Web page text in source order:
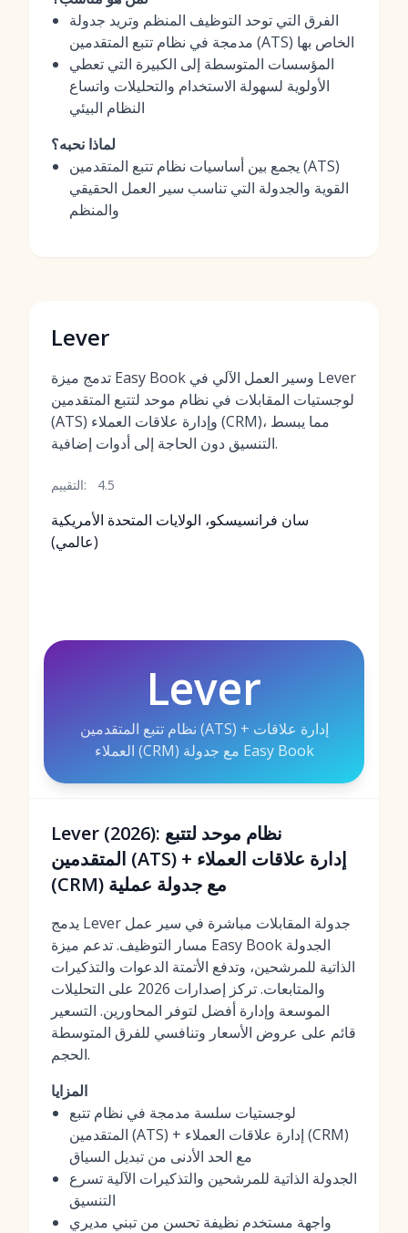
الفرق التي توحد التوظيف المنظم وتريد جدولة
مدمجة في نظام تتبع المتقدمين (ATS) الخاص بها
المؤسسات المتوسطة إلى الكبيرة التي تعطي
الأولوية لسهولة الاستخدام والتحليلات واتساع
النظام البيئي
لماذا نحبه؟
يجمع بين أساسيات نظام تتبع المتقدمين (ATS)
القوية والجدولة التي تناسب سير العمل الحقيقي
والمنظم
Lever
تدمج ميزة Easy Book وسير العمل الآلي في Lever
لوجستيات المقابلات في نظام موحد لتتبع المتقدمين
(ATS) وإدارة علاقات العملاء (CRM)، مما يبسط
التنسيق دون الحاجة إلى أدوات إضافية.
التقييم: 4.5
سان فرانسيسكو، الولايات المتحدة الأمريكية
(عالمي)
Lever
نظام تتبع المتقدمين (ATS) + إدارة علاقات
العملاء (CRM) مع جدولة Easy Book
Lever (2026): نظام موحد لتتبع
المتقدمين (ATS) + إدارة علاقات العملاء
(CRM) مع جدولة عملية
يدمج Lever جدولة المقابلات مباشرة في سير عمل
مسار التوظيف. تدعم ميزة Easy Book الجدولة
الذاتية للمرشحين، وتدفع الأتمتة الدعوات والتذكيرات
والمتابعات. تركز إصدارات 2026 على التحليلات
الموسعة وإدارة أفضل لتوفر المحاورين. التسعير
قائم على عروض الأسعار وتنافسي للفرق المتوسطة
الحجم.
المزايا
لوجستيات سلسة مدمجة في نظام تتبع
المتقدمين (ATS) + إدارة علاقات العملاء (CRM)
مع الحد الأدنى من تبديل السياق
الجدولة الذاتية للمرشحين والتذكيرات الآلية تسرع
التنسيق
واجهة مستخدم نظيفة تحسن من تبني مديري